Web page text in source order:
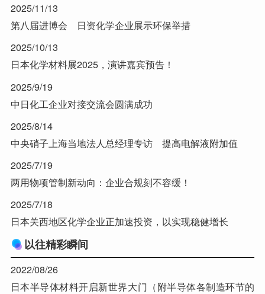
2025/11/13
第八届进博会 日资化学企业展示环保举措
2025/10/13
日本化学材料展2025，演讲嘉宾预告！
2025/9/19
中日化工企业对接交流会圆满成功
2025/8/14
中央硝子上海当地法人总经理专访 提高电解液附加值
2025/7/19
两用物项管制新动向：企业合规刻不容缓！
2025/7/18
日本关西地区化学企业正加速投资，以实现稳健增长
以往精彩瞬间
2022/08/26
日本半导体材料开启新世界大门（附半导体各制造环节的